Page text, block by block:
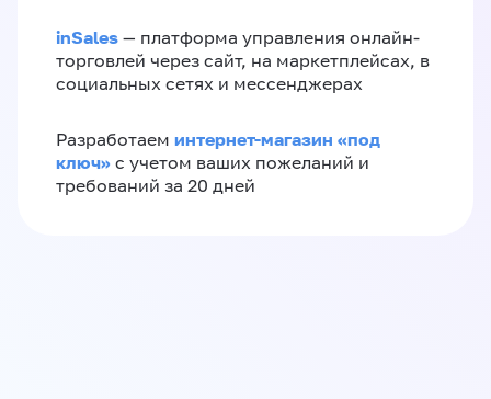
inSales — платформа управления онлайн-
торговлей через сайт, на маркетплейсах, в
социальных сетях и мессенджерах
Разработаем интернет-магазин «‎под
ключ»‎ с учетом ваших пожеланий и
требований за 20 дней